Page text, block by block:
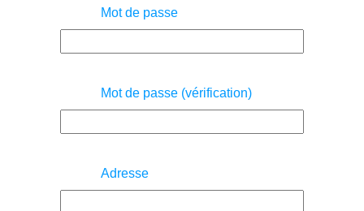
Mot de passe
Mot de passe (vérification)
Adresse